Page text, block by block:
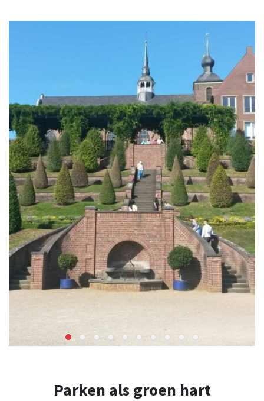
Parken als groen hart